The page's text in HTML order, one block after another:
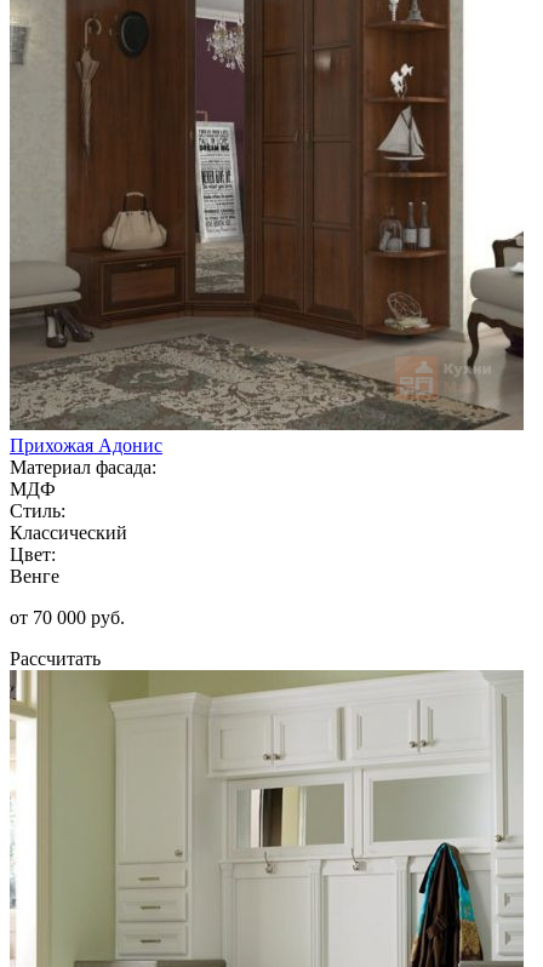
Прихожая Адонис
Материал фасада:
МДФ
Стиль:
Классический
Цвет:
Венге
от 70 000 руб.
Рассчитать